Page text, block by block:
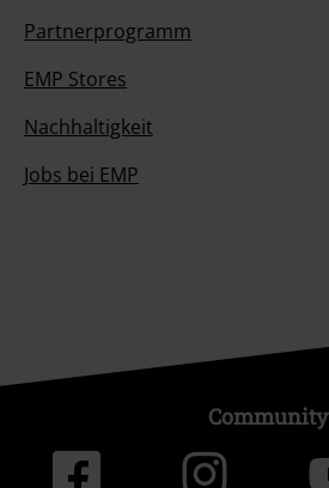
Partnerprogramm
EMP Stores
Nachhaltigkeit
Jobs bei EMP
Community